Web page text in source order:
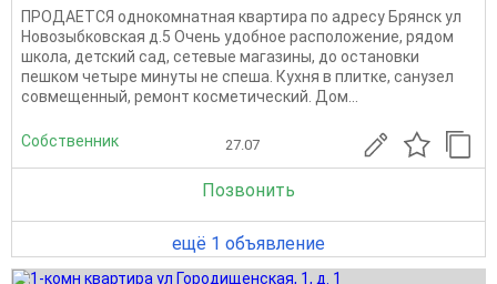
ПРОДАЕТСЯ однокомнатная квартира по адресу Брянск ул
Новозыбковская д.5 Очень удобное расположение, рядом
школа, детский сад, сетевые магазины, до остановки
пешком четыре минуты не спеша. Кухня в плитке, санузел
совмещенный, ремонт косметический. Дом...
Собственник 27.07
Позвонить
ещё 1 объявление